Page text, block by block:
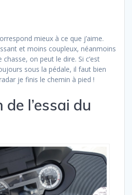
mieux à ce que j’aime.
et moins coupleux, néanmoins
on peut le dire. Si c’est
sous la pédale, il faut bien
je finis le chemin à pied !
l’essai du